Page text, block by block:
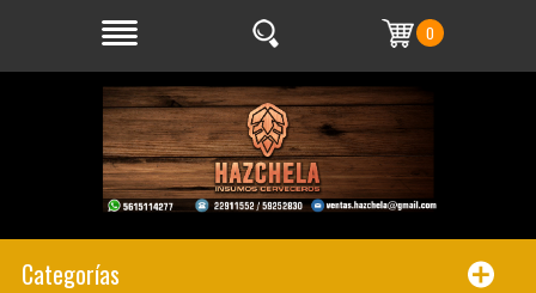
0
Categorías